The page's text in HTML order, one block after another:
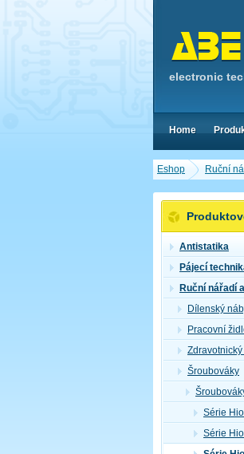
Eshop Ruční
Antistatika
Pájecí
Ruční nářadí
Dílenský
Pracovní
Šroubováky
Série
Série
electronic
Home